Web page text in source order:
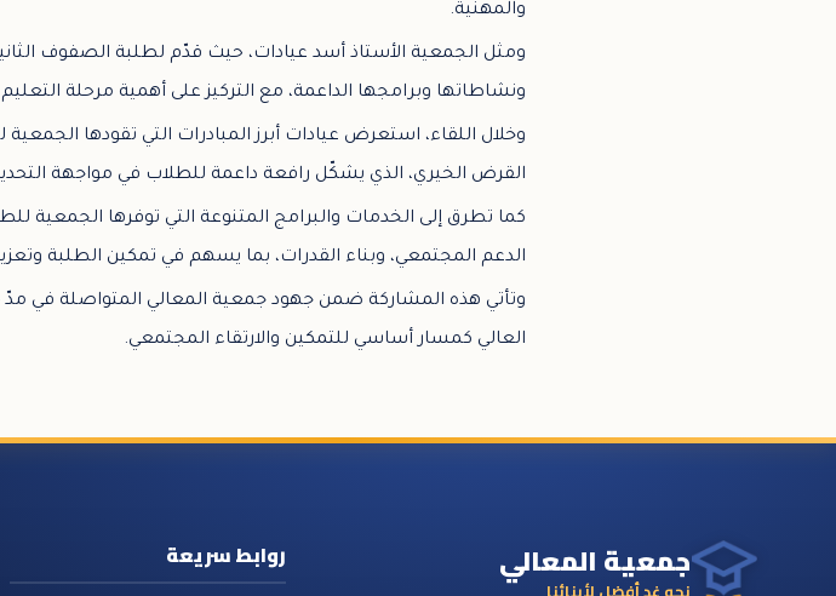
والمهنية.
ومثل الجمعية الأستاذ أسد عيادات، حيث قدّم لطلبة الصفوف
ونشاطاتها وبرامجها الداعمة، مع التركيز على أهمية مرحلة
وخلال اللقاء، استعرض عيادات أبرز المبادرات التي تقودها
القرض الخيري، الذي يشكّل رافعة داعمة للطلاب في مواجهة
كما تطرق إلى الخدمات والبرامج المتنوعة التي توفرها الجمعية
الدعم المجتمعي، وبناء القدرات، بما يسهم في تمكين الطلبة
وتأتي هذه المشاركة ضمن جهود جمعية المعالي المتواصلة في مدّ
العالي كمسار أساسي للتمكين والارتقاء المجتمعي.
جمعية المعالي روابط سريعة